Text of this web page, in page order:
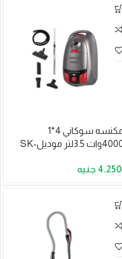
مكنسه سوكاني 4*1
4000وات 3.5لتر موديلSK-
4.250